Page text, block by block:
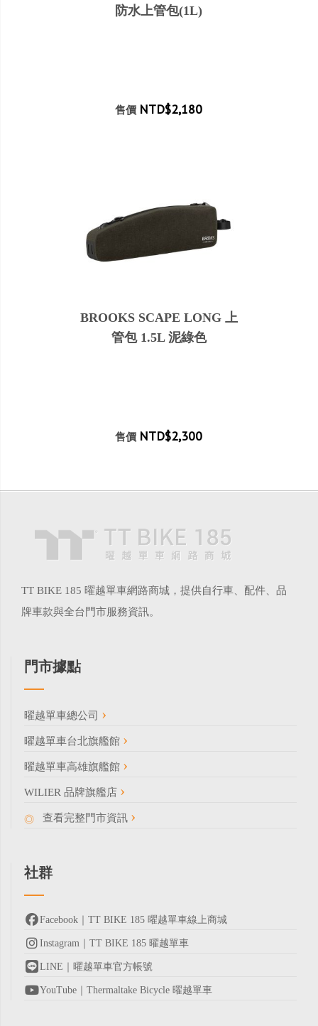
防水上管包(‬1L‭‬)
售價 NTD$2,180
BROOKS SCAPE LONG 上
管包 1.5L 泥綠色
售價 NTD$2,300
TT BIKE 185 曜越單車網路商城，提供自行車、配件、品
牌車款與全台門市服務資訊。
門市據點
曜越單車總公司
曜越單車台北旗艦館
曜越單車高雄旗艦館
WILIER 品牌旗艦店
查看完整門市資訊
社群
Facebook｜TT BIKE 185 曜越單車線上商城
Instagram｜TT BIKE 185 曜越單車
LINE｜曜越單車官方帳號
YouTube｜Thermaltake Bicycle 曜越單車